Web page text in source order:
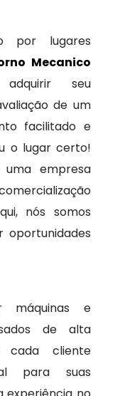
por lugares
Mecanico
seu
de um
facilitado e
o lugar certo!
uma empresa
nós somos
oportunidades
máquinas e
de alta
cada cliente
para suas